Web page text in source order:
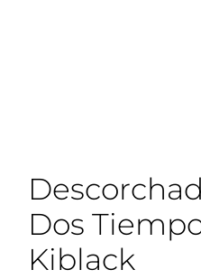
Dos
Kiblack